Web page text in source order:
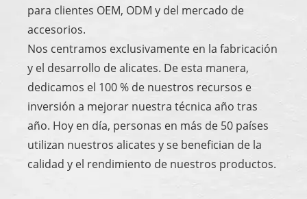
para clientes OEM, ODM y del mercado de
accesorios.
Nos centramos exclusivamente en la fabricación
y el desarrollo de alicates. De esta manera,
dedicamos el 100 % de nuestros recursos e
inversión a mejorar nuestra técnica año tras
año. Hoy en día, personas en más de 50 países
utilizan nuestros alicates y se benefician de la
calidad y el rendimiento de nuestros productos.